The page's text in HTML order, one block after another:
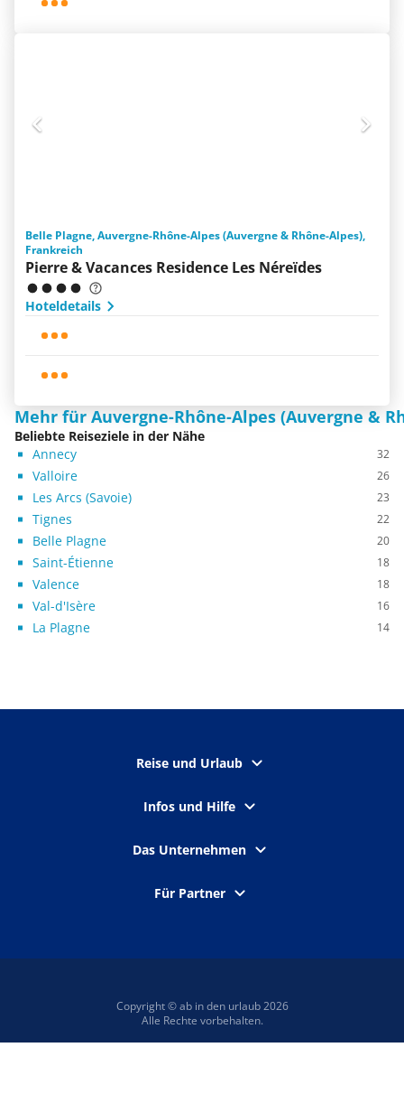
Belle Plagne, Auvergne-Rhône-Alpes (Auvergne & Rhône-Alpes),
Frankreich
Pierre & Vacances Residence Les Néreïdes
Hoteldetails
Mehr für Auvergne-Rhône-Alpes (Auvergne &
Beliebte Reiseziele in der Nähe
Annecy
32
Valloire 26
Les Arcs (Savoie) 23
Tignes 22
Belle Plagne 20
Saint-Étienne 18
Valence 18
Val-d'Isère 16
La Plagne 14
Reise und Urlaub
Infos und Hilfe
Das Unternehmen
Für Partner
Copyright © ab in den urlaub 2026
Alle Rechte vorbehalten.